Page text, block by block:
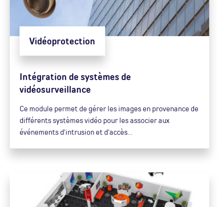
Vidéoprotection
Intégration de systèmes de
vidéosurveillance
Ce module permet de gérer les images en provenance de
différents systèmes vidéo pour les associer aux
événements d'intrusion et d'accès…